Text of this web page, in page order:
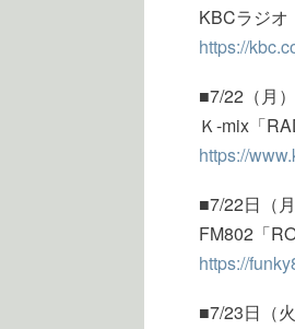
KBCラジオ
https://
■7/22（月
Ｋ-mix「
https://
■7/22日（
FM802「
https://
■7/23日（